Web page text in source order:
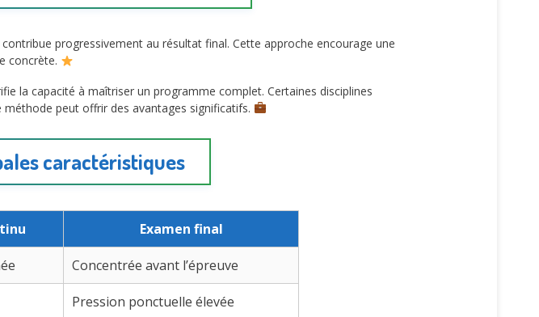
contribue progressivement au résultat final. Cette approche encourage une
concrète.
la capacité à maîtriser un programme complet. Certaines disciplines
méthode peut offrir des avantages significatifs.
caractéristiques
Examen final
Concentrée avant l’épreuve
Pression ponctuelle élevée